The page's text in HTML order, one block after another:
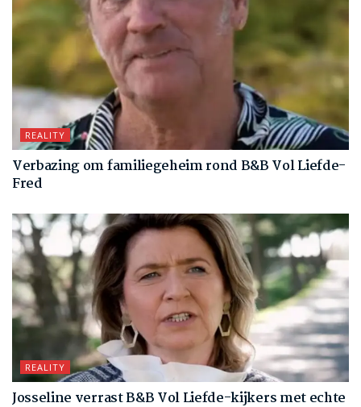
REALITY
Verbazing om familiegeheim rond B&B Vol Liefde-
Fred
REALITY
Josseline verrast B&B Vol Liefde-kijkers met echte